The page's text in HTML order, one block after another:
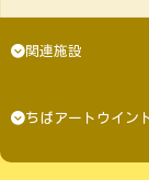
関連施設
ちばアートウイン